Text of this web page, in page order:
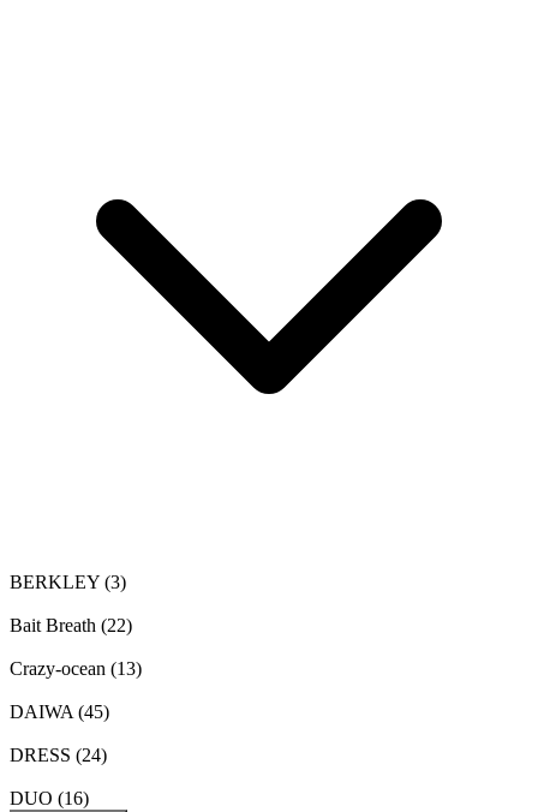
BERKLEY (3)
Bait Breath (22)
Crazy-ocean (13)
DAIWA (45)
DRESS (24)
DUO (16)